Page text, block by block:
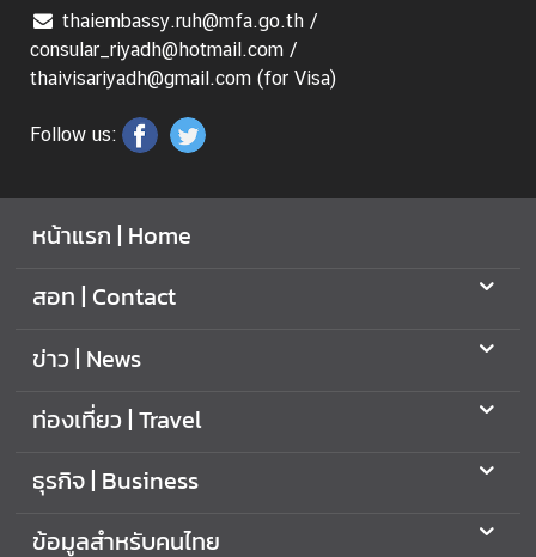
thaiembassy.ruh@mfa.go.th /
consular_riyadh@hotmail.com /
thaivisariyadh@gmail.com (for Visa)
Follow us:
หน้าแรก | Home
สอท | Contact
ข่าว | News
ท่องเที่ยว | Travel
ธุรกิจ | Business
ข้อมูลสำหรับคนไทย